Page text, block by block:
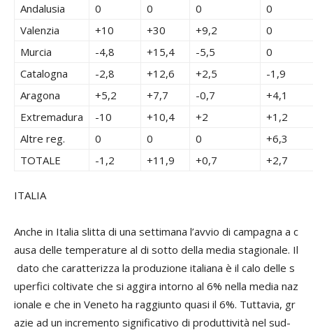
Andalusia
0 0 0
0
Valenzia
+10 +30 +9,2
0
Murcia
-4,8 +15,4 -5,5
0
Catalogna
-2,8 +12,6 +2,5
-1,9
Aragona
+5,2 +7,7 -0,7
+4,1
Extremadura
-10 +10,4 +2
+1,2
Altre reg.
0 0 0
+6,3
TOTALE
-1,2 +11,9 +0,7 +2,7
ITALIA
Anche in Italia slitta di una settimana l’avvio di campagna a c
ausa delle temperature al di sotto della media stagionale. Il
dato che caratterizza la produzione italiana è il calo delle s
uperfici coltivate che si aggira intorno al 6% nella media naz
ionale e che in Veneto ha raggiunto quasi il 6%. Tuttavia, gr
azie ad un incremento significativo di produttività nel sud-